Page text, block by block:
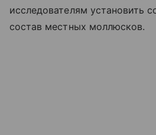
исследователям установить
состав местных моллюсков.